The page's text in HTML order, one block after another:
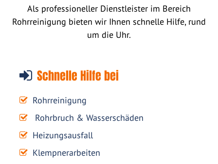
Als professioneller Dienstleister im Bereich
Rohrreinigung bieten wir Ihnen schnelle Hilfe, rund
um die Uhr.
Schnelle Hilfe bei
Rohrreinigung
Rohrbruch & Wasserschäden
Heizungsausfall
Klempnerarbeiten